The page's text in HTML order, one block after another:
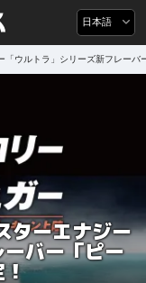
日本語
ウルトラ」シリーズ新フレーバ
ターエナジー
ーバー「ピー
！